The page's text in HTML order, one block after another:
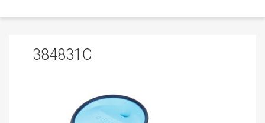
384831C